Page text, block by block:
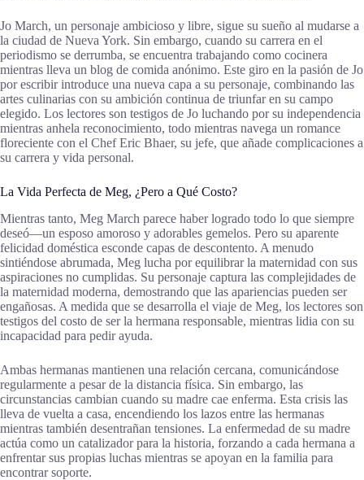
Jo March, un personaje ambicioso y libre, sigue su sueño al mudarse a
la ciudad de Nueva York. Sin embargo, cuando su carrera en el
periodismo se derrumba, se encuentra trabajando como cocinera
mientras lleva un blog de comida anónimo. Este giro en la pasión de Jo
por escribir introduce una nueva capa a su personaje, combinando las
artes culinarias con su ambición continua de triunfar en su campo
elegido. Los lectores son testigos de Jo luchando por su independencia
mientras anhela reconocimiento, todo mientras navega un romance
floreciente con el Chef Eric Bhaer, su jefe, que añade complicaciones a
su carrera y vida personal.
La Vida Perfecta de Meg, ¿Pero a Qué Costo?
Mientras tanto, Meg March parece haber logrado todo lo que siempre
deseó—un esposo amoroso y adorables gemelos. Pero su aparente
felicidad doméstica esconde capas de descontento. A menudo
sintiéndose abrumada, Meg lucha por equilibrar la maternidad con sus
aspiraciones no cumplidas. Su personaje captura las complejidades de
la maternidad moderna, demostrando que las apariencias pueden ser
engañosas. A medida que se desarrolla el viaje de Meg, los lectores son
testigos del costo de ser la hermana responsable, mientras lidia con su
incapacidad para pedir ayuda.
Ambas hermanas mantienen una relación cercana, comunicándose
regularmente a pesar de la distancia física. Sin embargo, las
circunstancias cambian cuando su madre cae enferma. Esta crisis las
lleva de vuelta a casa, encendiendo los lazos entre las hermanas
mientras también desentrañan tensiones. La enfermedad de su madre
actúa como un catalizador para la historia, forzando a cada hermana a
enfrentar sus propias luchas mientras se apoyan en la familia para
encontrar soporte.